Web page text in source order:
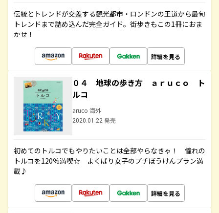
伝統とトレンドが交差する観光都市・ロンドンの王道から最旬
トレンドまで詰め込んだ完全ガイド。街歩きもこの1冊におま
かせ！
詳細を見る
０４ 地球の歩き方 ａｒｕｃｏ ト
ルコ
aruco 海外
2020.01.22 発売
初めてのトルコでもやりたいことは全部やらなきゃ！ 憧れの
トルコを120％満喫☆ よくばり女子のプチぼうけんプラン満
載♪
詳細を見る